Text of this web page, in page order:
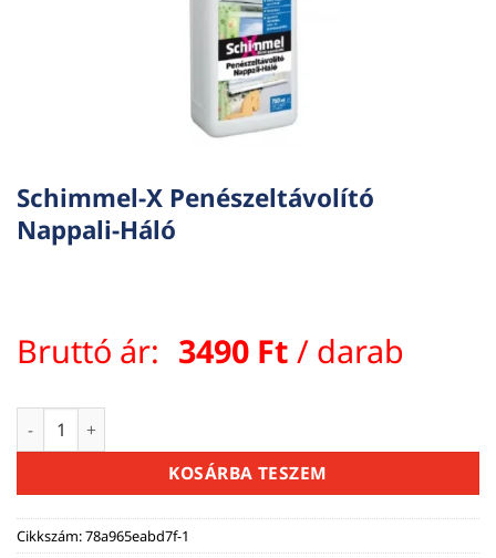
Schimmel-X Penészeltávolító
Nappali-Háló
Bruttó ár: 3490 Ft / darab
Schimmel-X Penészeltávolító Nappali-Háló mennyiség
KOSÁRBA TESZEM
Cikkszám:78a965eabd7f-1